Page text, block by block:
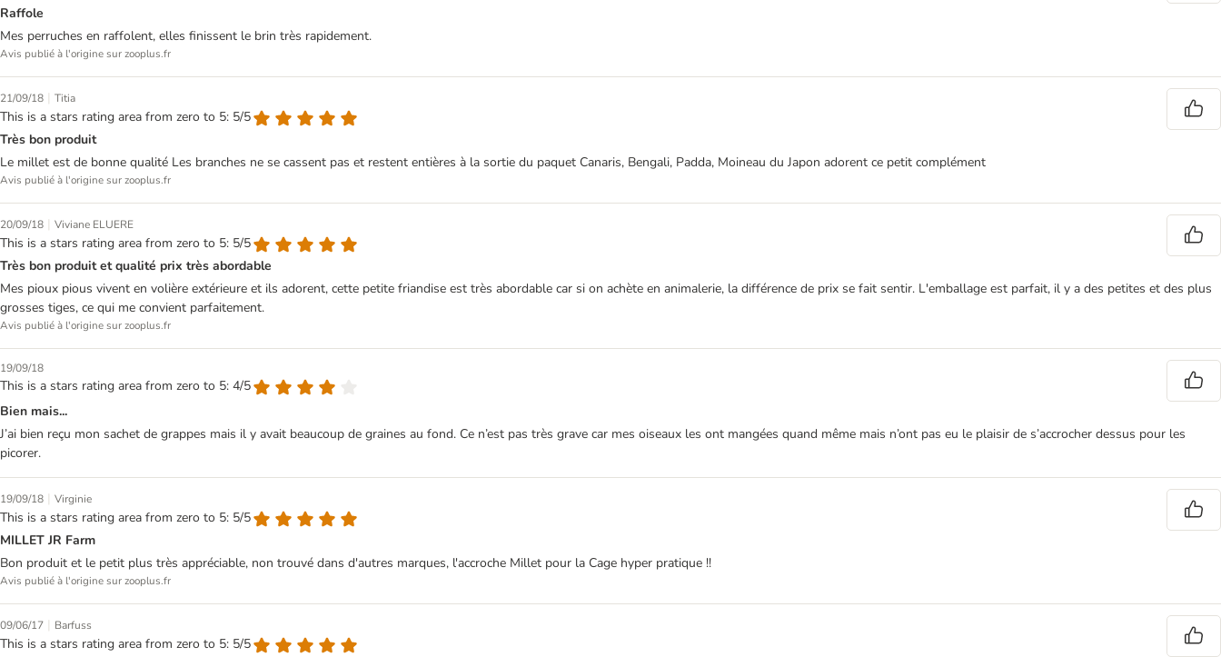
Raffole
Mes perruches en raffolent, elles finissent le brin très rapidement.
Avis publié à l'origine sur zooplus.fr
21/09/18 | Titia
This is a stars rating area from zero to 5: 5/5
Très bon produit
Le millet est de bonne qualité Les branches ne se cassent pas et restent entières à la sortie du paquet Canaris, Bengali, Padda, Moineau du Japon adorent ce petit complément
Avis publié à l'origine sur zooplus.fr
20/09/18 | Viviane ELUERE
This is a stars rating area from zero to 5: 5/5
Très bon produit et qualité prix très abordable
Mes pioux pious vivent en volière extérieure et ils adorent, cette petite friandise est très abordable car si on achète en animalerie, la différence de prix se fait sentir. L'emballage est parfait, il y a des petites et des plus
grosses tiges, ce qui me convient parfaitement.
Avis publié à l'origine sur zooplus.fr
19/09/18
This is a stars rating area from zero to 5: 4/5
Bien mais...
J’ai bien reçu mon sachet de grappes mais il y avait beaucoup de graines au fond. Ce n’est pas très grave car mes oiseaux les ont mangées quand même mais n’ont pas eu le plaisir de s’accrocher dessus pour les
picorer.
19/09/18 | Virginie
This is a stars rating area from zero to 5: 5/5
MILLET JR Farm
Bon produit et le petit plus très appréciable, non trouvé dans d'autres marques, l'accroche Millet pour la Cage hyper pratique !!
Avis publié à l'origine sur zooplus.fr
09/06/17 | Barfuss
This is a stars rating area from zero to 5: 5/5